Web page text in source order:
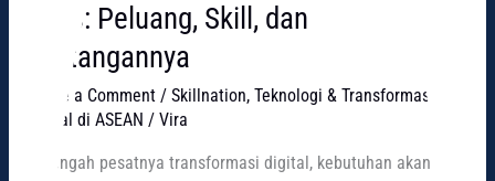
2026: Peluang, Skill, dan
Tantangannya
Leave a Comment / Skillnation, Teknologi & Transformasi
Digital di ASEAN / Vira
Di tengah pesatnya transformasi digital, kebutuhan akan
Designer
2026: